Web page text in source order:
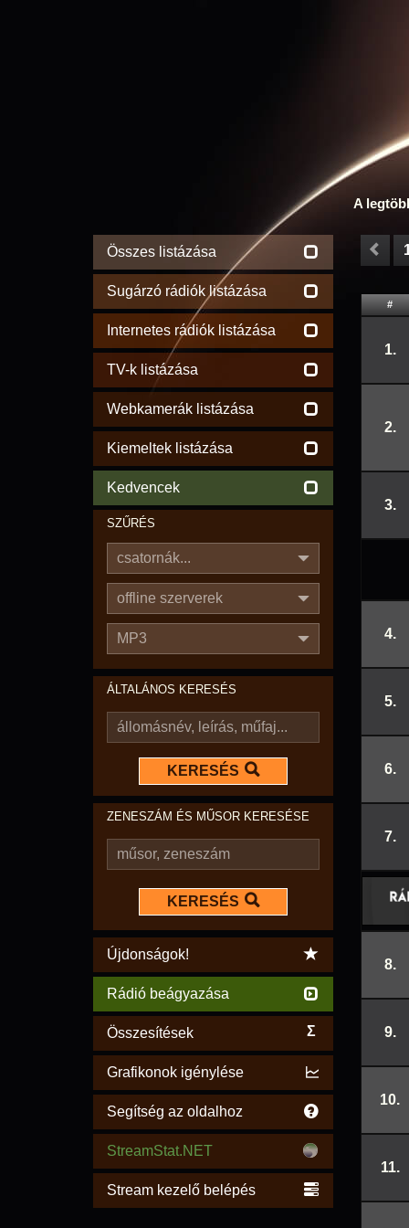
A
Összes listázása
Sugárzó rádiók listázása
Internetes rádiók listázása
TV-k listázása
Webkamerák listázása
Kiemeltek listázása
Kedvencek
SZŰRÉS
csatornák...
offline szerverek
MP3
ÁLTALÁNOS KERESÉS
KERESÉS
ZENESZÁM ÉS MŰSOR KERESÉSE
KERESÉS
Újdonságok!
Rádió beágyazása
Összesítések Σ
Grafikonok igénylése
Segítség az oldalhoz
StreamStat.NET
Stream kezelő belépés
#
1.
2.
3.
4.
5.
6.
7.
8.
9.
10.
11.